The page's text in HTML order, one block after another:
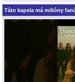
Táto kapela má milióny